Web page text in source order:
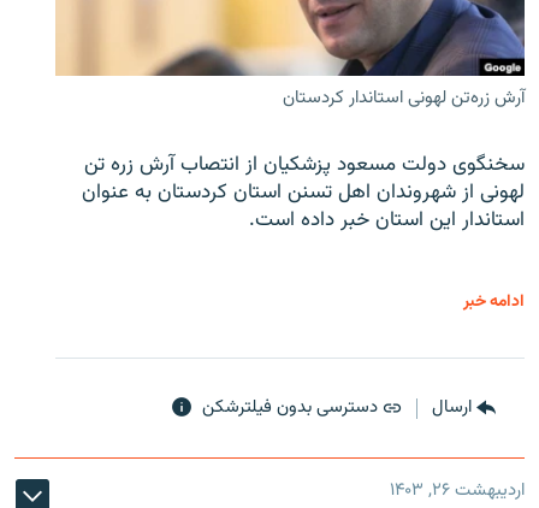
آرش زره‌تن لهونی استاندار کردستان
سخنگوی دولت مسعود پزشکیان از انتصاب آرش زره تن
لهونی از شهروندان اهل تسنن استان کردستان به عنوان
استاندار این استان خبر داده است.
ادامه خبر
ارسال دسترسی بدون فیلترشکن
اردیبهشت ۲۶, ۱۴۰۳